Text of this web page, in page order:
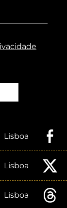
Lisboa
Lisboa
Lisboa